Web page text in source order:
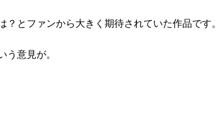
とファンから大きく期待されていた作品です。
う意見が。